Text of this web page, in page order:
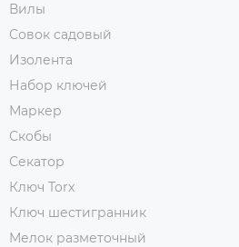
Вилы
Совок садовый
Изолента
Набор ключей
Маркер
Скобы
Секатор
Ключ Torx
Ключ шестигранник
Мелок разметочный